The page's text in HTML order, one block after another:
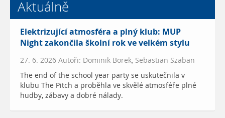
Aktuálně
Elektrizující atmosféra a plný klub: MUP
Night zakončila školní rok ve velkém stylu
27. 6. 2026 Autoři: Dominik Borek, Sebastian Szaban
The end of the school year party se uskutečnila v
klubu The Pitch a proběhla ve skvělé atmosféře plné
hudby, zábavy a dobré nálady.